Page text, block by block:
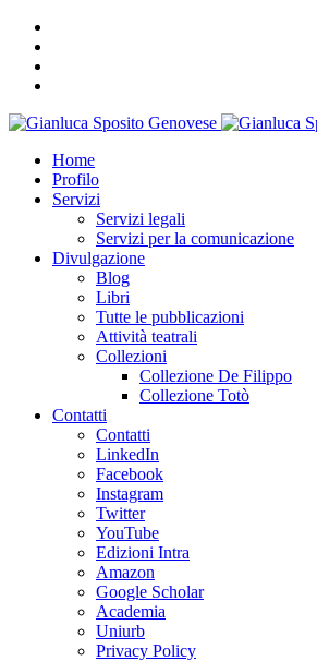
Home
Profilo
Servizi
Servizi legali
Servizi per la comunicazione
Divulgazione
Blog
Libri
Tutte le pubblicazioni
Attività teatrali
Collezioni
Collezione De Filippo
Collezione Totò
Contatti
Contatti
LinkedIn
Facebook
Instagram
Twitter
YouTube
Edizioni Intra
Amazon
Google Scholar
Academia
Uniurb
Privacy Policy